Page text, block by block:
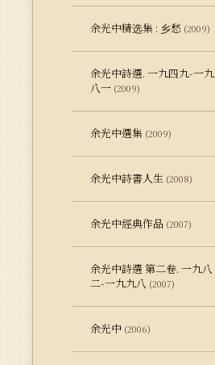
余光中精选集 : 乡愁 (2009)
余光中詩選. 一九四九-一九
八一 (2009)
余光中選集 (2009)
余光中詩書人生 (2008)
余光中經典作品 (2007)
余光中詩選 第二卷. 一九八
二-一九九八 (2007)
余光中 (2006)